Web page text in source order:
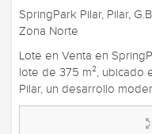
SpringPark Pilar, Pilar,
Zona Norte
Lote en Venta en
lote de 375 m², ubicado
Pilar, un desarrollo